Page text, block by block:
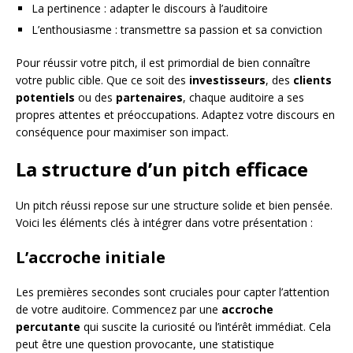
La pertinence : adapter le discours à l’auditoire
L’enthousiasme : transmettre sa passion et sa conviction
Pour réussir votre pitch, il est primordial de bien connaître
votre public cible. Que ce soit des investisseurs, des clients
potentiels ou des partenaires, chaque auditoire a ses
propres attentes et préoccupations. Adaptez votre discours en
conséquence pour maximiser son impact.
La structure d’un pitch efficace
Un pitch réussi repose sur une structure solide et bien pensée.
Voici les éléments clés à intégrer dans votre présentation :
L’accroche initiale
Les premières secondes sont cruciales pour capter l’attention
de votre auditoire. Commencez par une accroche
percutante qui suscite la curiosité ou l’intérêt immédiat. Cela
peut être une question provocante, une statistique